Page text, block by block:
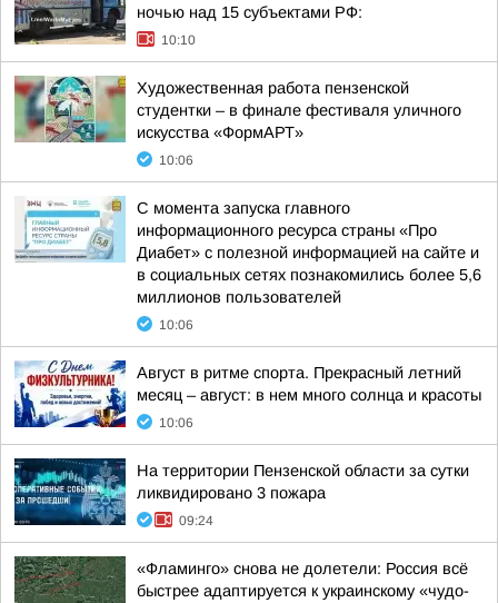
ночью над 15 субъектами РФ:
10:10
Художественная работа пензенской
студентки – в финале фестиваля уличного
искусства «ФормАРТ»
10:06
С момента запуска главного
информационного ресурса страны «Про
Диабет» с полезной информацией на сайте и
в социальных сетях познакомились более 5,6
миллионов пользователей
10:06
Август в ритме спорта. Прекрасный летний
месяц – август: в нем много солнца и красоты
10:06
На территории Пензенской области за сутки
ликвидировано 3 пожара
09:24
«Фламинго» снова не долетели: Россия всё
быстрее адаптируется к украинскому «чудо-